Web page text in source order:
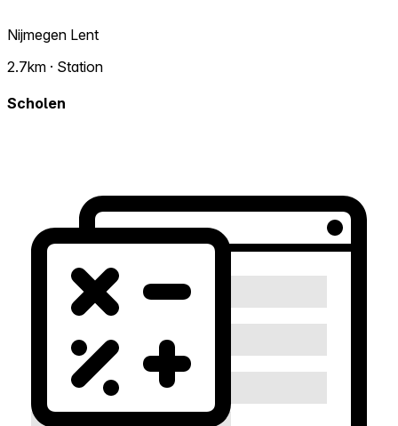
Nijmegen Lent
2.7km · Station
Scholen